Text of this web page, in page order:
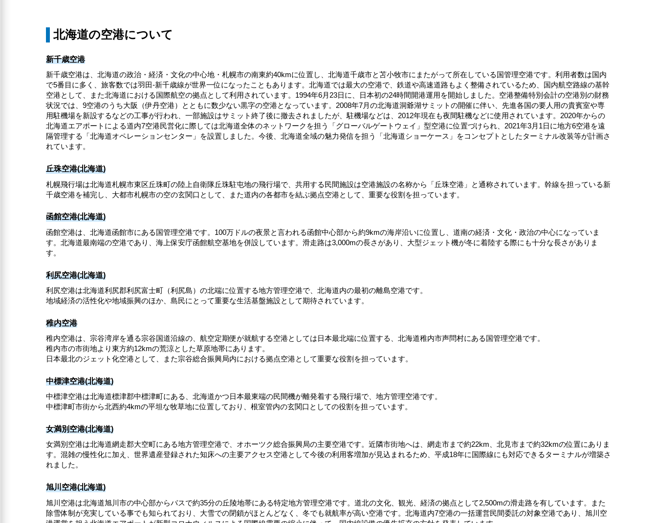
北海道の空港について
新千歳空港
新千歳空港は、北海道の政治・経済・文化の中心地・札幌市の南東約40kmに位置し、北海道千歳市と苫小牧市にまたがって所在している国管理空港です。利用者数は国内
で5番目に多く、旅客数では羽田-新千歳線が世界一位になったこともあります。北海道では最大の空港で、鉄道や高速道路もよく整備されているため、国内航空路線の基幹
空港として、また北海道における国際航空の拠点として利用されています。1994年6月23日に、日本初の24時間開港運用を開始しました。空港整備特別会計の空港別の財務
状況では、9空港のうち大阪（伊丹空港）とともに数少ない黒字の空港となっています。2008年7月の北海道洞爺湖サミットの開催に伴い、先進各国の要人用の貴賓室や専
用駐機場を新設するなどの工事が行われ、一部施設はサミット終了後に撤去されましたが、駐機場などは、2012年現在も夜間駐機などに使用されています。2020年からの
北海道エアポートによる道内7空港民営化に際しては北海道全体のネットワークを担う「グローバルゲートウェイ」型空港に位置づけられ、2021年3月1日に地方6空港を遠
隔管理する「北海道オペレーションセンター」を設置しました。今後、北海道全域の魅力発信を担う「北海道ショーケース」をコンセプトとしたターミナル改装等が計画さ
れています。
丘珠空港(北海道)
札幌飛行場は北海道札幌市東区丘珠町の陸上自衛隊丘珠駐屯地の飛行場で、共用する民間施設は空港施設の名称から「丘珠空港」と通称されています。幹線を担っている新
千歳空港を補完し、大都市札幌市の空の玄関口として、また道内の各都市を結ぶ拠点空港として、重要な役割を担っています。
函館空港(北海道)
函館空港は、北海道函館市にある国管理空港です。100万ドルの夜景と言われる函館中心部から約9kmの海岸沿いに位置し、道南の経済・文化・政治の中心になっていま
す。北海道最南端の空港であり、海上保安庁函館航空基地を併設しています。滑走路は3,000mの長さがあり、大型ジェット機が冬に着陸する際にも十分な長さがありま
す。
利尻空港(北海道)
利尻空港は北海道利尻郡利尻富士町（利尻島）の北端に位置する地方管理空港で、北海道内の最初の離島空港です。
地域経済の活性化や地域振興のほか、島民にとって重要な生活基盤施設として期待されています。
稚内空港
稚内空港は、宗谷湾岸を通る宗谷国道沿線の、航空定期便が就航する空港としては日本最北端に位置する、北海道稚内市声問村にある国管理空港です。
稚内市の市街地より東方約12kmの荒涼とした草原地帯にあります。
日本最北のジェット化空港として、また宗谷総合振興局内における拠点空港として重要な役割を担っています。
中標津空港(北海道)
中標津空港は北海道標津郡中標津町にある、北海道かつ日本最東端の民間機が離発着する飛行場で、地方管理空港です。
中標津町市街から北西約4kmの平坦な牧草地に位置しており、根室管内の玄関口としての役割を担っています。
女満別空港(北海道)
女満別空港は北海道網走郡大空町にある地方管理空港で、オホーツク総合振興局の主要空港です。近隣市街地へは、網走市まで約22km、北見市まで約32kmの位置にありま
す。混雑の慢性化に加え、世界遺産登録された知床への主要アクセス空港として今後の利用客増加が見込まれるため、平成18年に国際線にも対応できるターミナルが増築さ
れました。
旭川空港(北海道)
旭川空港は北海道旭川市の中心部からバスで約35分の丘陵地帯にある特定地方管理空港です。道北の文化、観光、経済の拠点として2,500mの滑走路を有しています。また
除雪体制が充実している事でも知られており、大雪での閉鎖がほとんどなく、冬でも就航率が高い空港です。北海道内7空港の一括運営民間委託の対象空港であり、旭川空